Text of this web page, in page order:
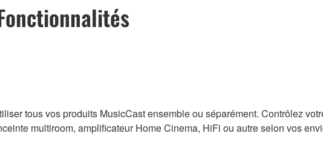
tous vos produits MusicCast ensemble ou séparément. Contrôlez
multiroom, amplificateur Home Cinema, HiFi ou autre selon vos